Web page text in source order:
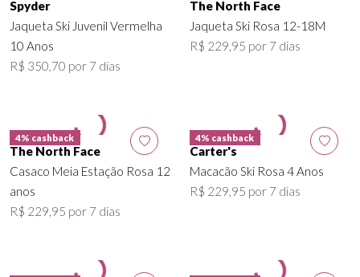
Spyder
Jaqueta Ski Juvenil Vermelha
10 Anos
R$ 350,70 por 7 dias
The North Face
Jaqueta Ski Rosa 12-18M
R$ 229,95 por 7 dias
4% cashback
The North Face
Casaco Meia Estação Rosa 12
anos
R$ 229,95 por 7 dias
4% cashback
Carter's
Macacão Ski Rosa 4 Anos
R$ 229,95 por 7 dias